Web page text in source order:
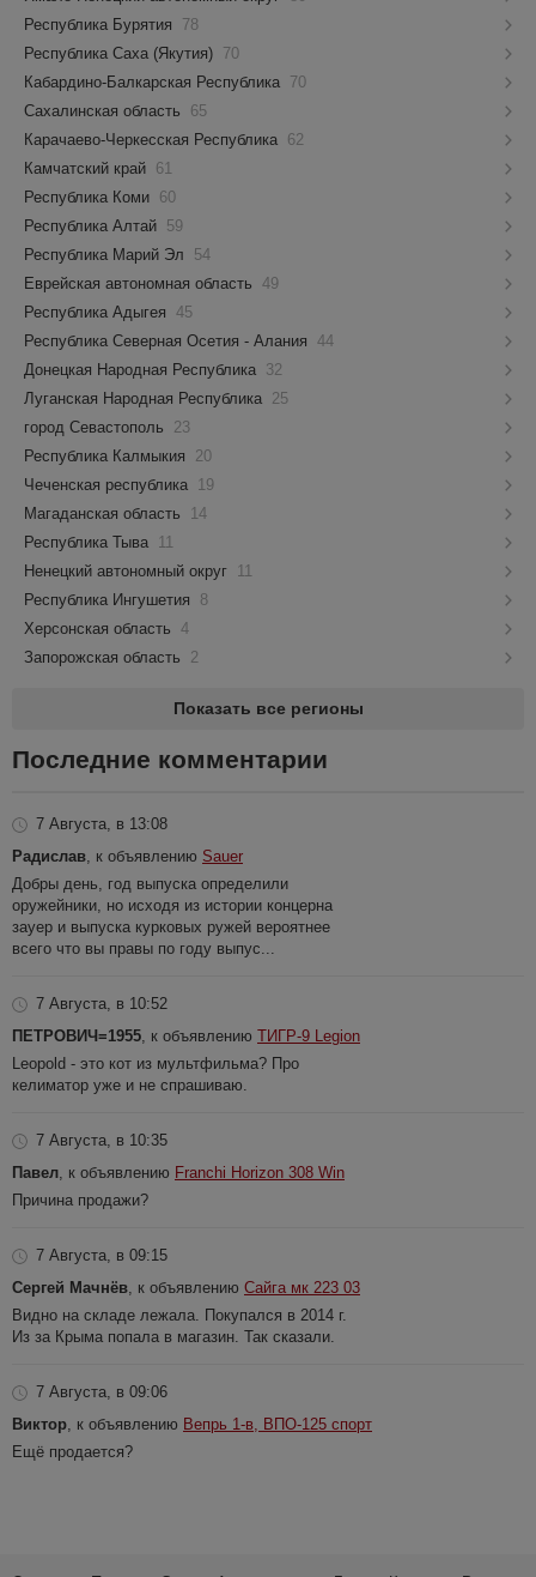
Республика Бурятия
78
Республика Саха (Якутия) 70
Кабардино-Балкарская Республика 70
Сахалинская область
65
Карачаево-Черкесская Республика 62
Камчатский край 61
Республика Коми 60
Республика Алтай 59
Республика Марий Эл
54
Еврейская автономная область 49
Республика Адыгея 45
Республика Северная Осетия - Алания 44
Донецкая Народная Республика 32
Луганская Народная Республика 25
город Севастополь
23
Республика Калмыкия
20
Чеченская республика 19
Магаданская область
14
Республика Тыва 11
Ненецкий автономный округ 11
Республика Ингушетия
8
Херсонская область 4
Запорожская область
2
Показать все регионы
Последние комментарии
7 Августа, в 13:08
Радислав , к объявлению Sauer
Добры день, год выпуска определили
оружейники, но исходя из истории концерна
зауер и выпуска курковых ружей вероятнее
всего что вы правы по году выпус...
7 Августа, в 10:52
ПЕТРОВИЧ=1955 , к объявлению ТИГР-9 Legion
Leopold - это кот из мультфильма? Про
келиматор уже и не спрашиваю.
7 Августа, в 10:35
Павел , к объявлению Franchi Horizon 308 Win
Причина продажи?
7 Августа, в 09:15
Сергей Мачнёв , к объявлению Сайга мк 223 03
Видно на складе лежала. Покупался в 2014 г.
Из за Крыма попала в магазин. Так сказали.
7 Августа, в 09:06
Виктор , к объявлению Вепрь 1-в, ВПО-125 спорт
Ещё продается?